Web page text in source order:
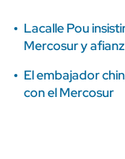
Lacalle Pou
Mercosur y
El embajador
con el Mercosur